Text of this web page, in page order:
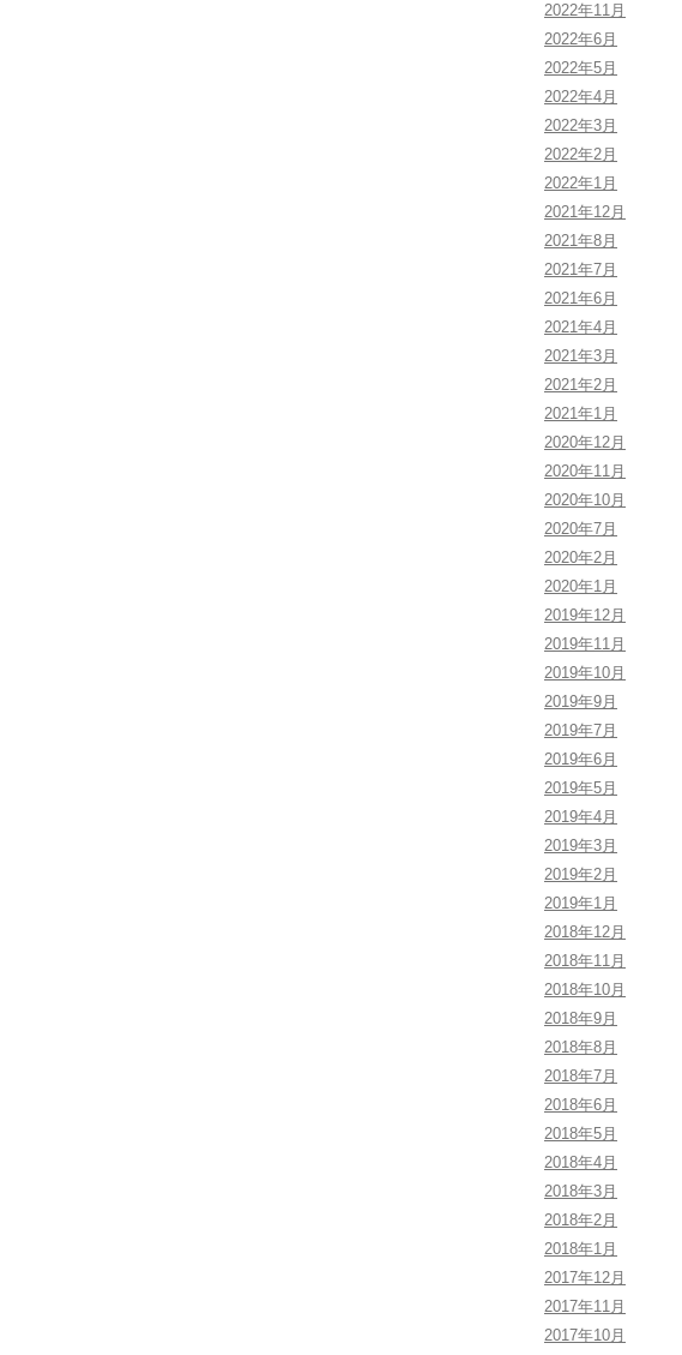
2022年11月
2022年6月
2022年5月
2022年4月
2022年3月
2022年2月
2022年1月
2021年12月
2021年8月
2021年7月
2021年6月
2021年4月
2021年3月
2021年2月
2021年1月
2020年12月
2020年11月
2020年10月
2020年7月
2020年2月
2020年1月
2019年12月
2019年11月
2019年10月
2019年9月
2019年7月
2019年6月
2019年5月
2019年4月
2019年3月
2019年2月
2019年1月
2018年12月
2018年11月
2018年10月
2018年9月
2018年8月
2018年7月
2018年6月
2018年5月
2018年4月
2018年3月
2018年2月
2018年1月
2017年12月
2017年11月
2017年10月